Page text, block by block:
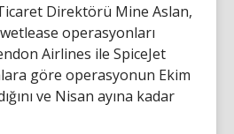
Direktörü Mine Aslan,
operasyonları
Airlines ile SpiceJet
göre operasyonun Ekim
ve Nisan ayına kadar